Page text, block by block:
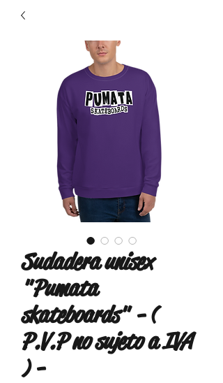
Sudadera unisex
"Pumata
skateboards" - (
P.V.P no sujeto a IVA
) -